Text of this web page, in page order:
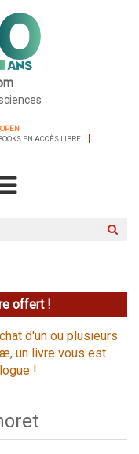
EN ACCÈS LIBRE
offert !
d'un ou plusieurs
un livre vous est
!